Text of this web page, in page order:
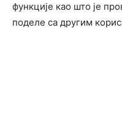
функције као што је
поделе са другим